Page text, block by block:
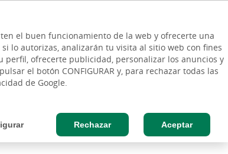
el buen funcionamiento de la web y ofrecerte una
lo autorizas, analizarán tu visita al sitio web con fines
ofrecerte publicidad, personalizar los anuncios y
el botón CONFIGURAR y, para rechazar todas las
de Google.
Rechazar Aceptar
DE
AGRO